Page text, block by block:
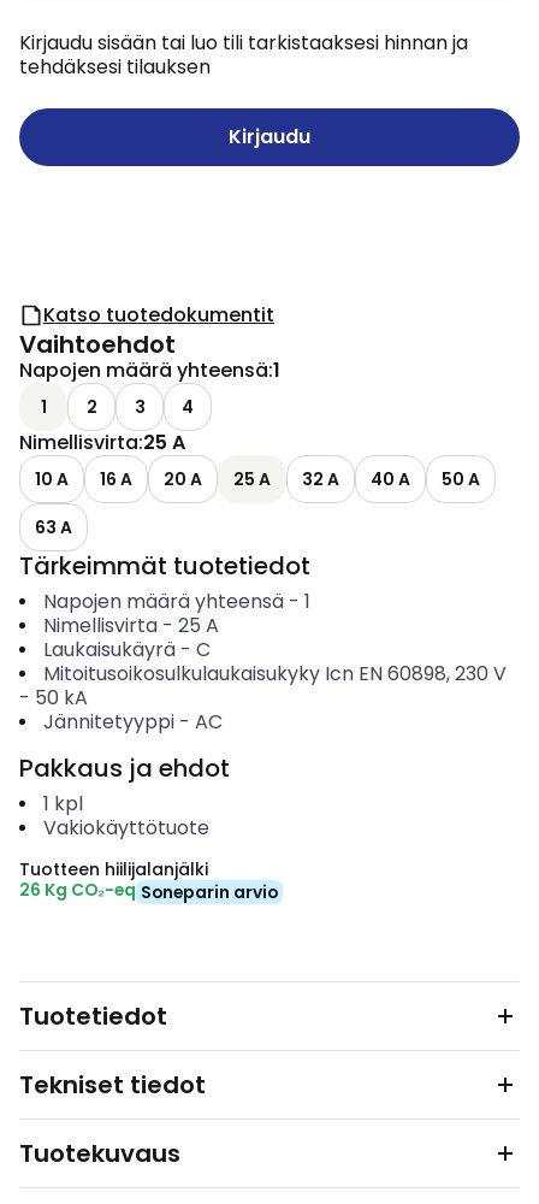
Kirjaudu sisään tai luo tili tarkistaaksesi hinnan ja
tehdäksesi tilauksen
Kirjaudu
Katso tuotedokumentit
Vaihtoehdot
Napojen määrä yhteensä:1
1 2 3 4
Nimellisvirta:25 A
10 A 16 A 20 A 25 A 32 A 40 A
50 A
63 A
Tärkeimmät tuotetiedot
Napojen määrä yhteensä- 1
Nimellisvirta- 25 A
Laukaisukäyrä- C
Mitoitusoikosulkulaukaisukyky Icn EN 60898, 230 V
- 50 kA
Jännitetyyppi- AC
Pakkaus ja ehdot
1 kpl
Vakiokäyttötuote
Tuotteen hiilijalanjälki
26 Kg CO₂-eq Soneparin arvio
Tuotetiedot
Tekniset tiedot
Tuotekuvaus